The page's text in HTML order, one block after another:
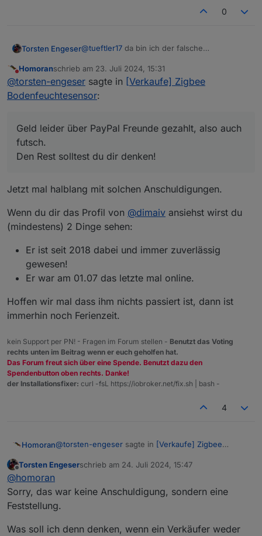
0
Torsten Engeser@tueftler17 da bin ich der falsche
keine vernünftigen Werte und der Verkäufer
meldet sich auch nicht mehr. Geld leider über
PayPal Freunde gezahlt, also auch futsch.
Den Rest solltest du dir denken!
Nicht stören
Homoranschrieb am 23. Juli 2024, 15:31
zuletzt editiert von
@torsten-engeser sagte in [Verkaufe] Zigbee
Bodenfeuchtesensor:
Geld leider über PayPal Freunde gezahlt, also auch
futsch.
Den Rest solltest du dir denken!
Jetzt mal halblang mit solchen Anschuldigungen.
Wenn du dir das Profil von @dimaiv ansiehst wirst du
(mindestens) 2 Dinge sehen:
Er ist seit 2018 dabei und immer zuverlässig
gewesen!
Er war am 01.07 das letzte mal online.
Hoffen wir mal dass ihm nichts passiert ist, dann ist
immerhin noch Ferienzeit.
kein Support per PN! - Fragen im Forum stellen - Benutzt das Voting
rechts unten im Beitrag wenn er euch geholfen hat.
Das Forum freut sich über eine Spende. Benutzt dazu den
Spendenbutton oben rechts. Danke!
der Installationsfixer: curl -fsL https://iobroker.net/fix.sh | bash -
4
Homoran@torsten-engeser sagte in [Verkaufe] Zigbee
auch futsch.
Den Rest solltest du dir denken!
Jetzt mal halblang mit solchen Anschuldigungen.
(mindestens) 2 Dinge sehen:
Offline
Torsten Engeserschrieb am 24. Juli 2024, 15:47
zuletzt editiert von
@homoran
Sorry, das war keine Anschuldigung, sondern eine
Feststellung.
Was soll ich denn denken, wenn ein Verkäufer weder